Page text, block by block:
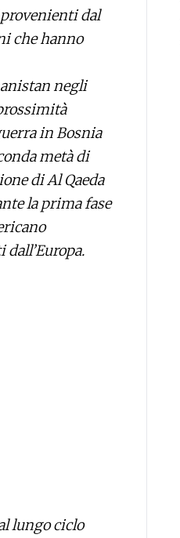
dal
che hanno
negli
in Bosnia
metà di
di Al Qaeda
la prima fase
lungo ciclo